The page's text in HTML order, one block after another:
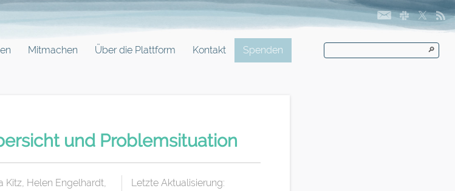
Mitmachen Über die Plattform Kontakt Spenden 🔎
und Problemsituation
Kitz, Helen Engelhardt,
Letzte Aktualisierung: